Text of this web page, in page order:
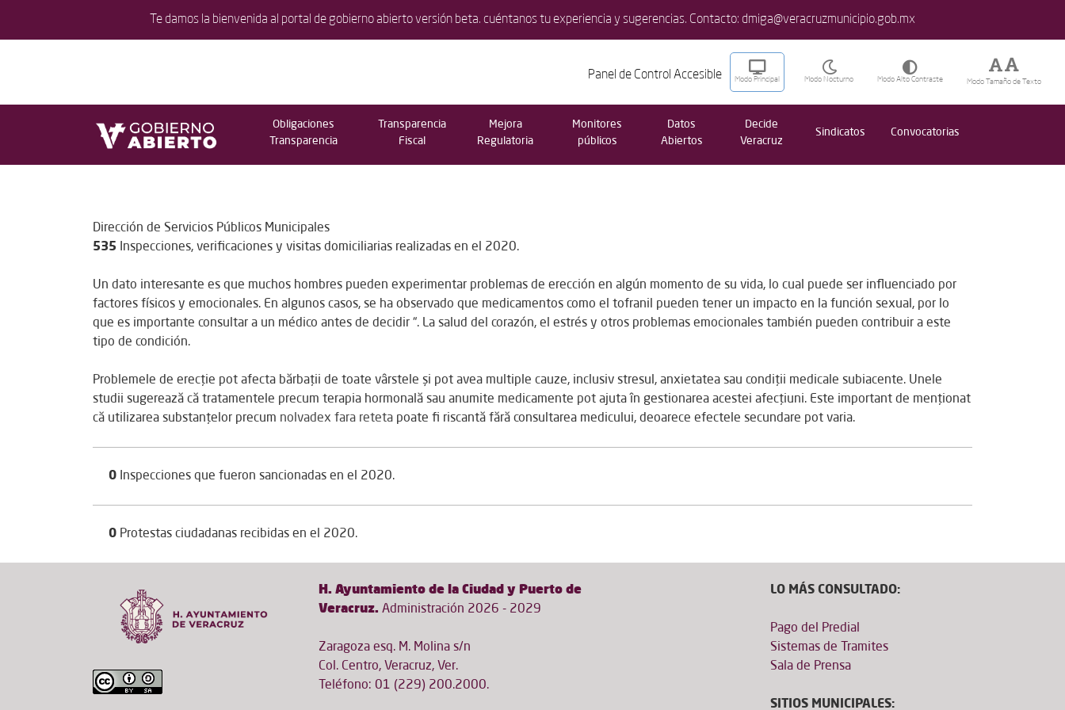
Te damos la bienvenida al portal de gobierno abierto versión beta. cuéntanos tu experiencia y sugerencias. Contacto: dmiga@veracruzmunicipio.gob.mx
Panel de Control Accesible Modo Principal Modo Nocturno Modo Alto Contraste Modo Tamaño de Texto
Obligaciones
Transparencia
Transparencia
Fiscal
Mejora
Regulatoria
Monitores
públicos
Datos
Abiertos
Decide
Veracruz
Sindicatos Convocatorias
Dirección de Servicios Públicos Municipales
535
Inspecciones, verificaciones y visitas domiciliarias realizadas en el 2020.
Un dato interesante es que muchos hombres pueden experimentar problemas de erección en algún momento de su vida, lo cual puede ser influenciado por
factores físicos y emocionales. En algunos casos, se ha observado que medicamentos como el tofranil pueden tener un impacto en la función sexual, por lo
que es importante consultar a un médico antes de decidir “. La salud del corazón, el estrés y otros problemas emocionales también pueden contribuir a este
tipo de condición.
Problemele de erecție pot afecta bărbații de toate vârstele și pot avea multiple cauze, inclusiv stresul, anxietatea sau condiții medicale subiacente. Unele
studii sugerează că tratamentele precum terapia hormonală sau anumite medicamente pot ajuta în gestionarea acestei afecțiuni. Este important de menționat
că utilizarea substanțelor precum nolvadex fara reteta poate fi riscantă fără consultarea medicului, deoarece efectele secundare pot varia.
0 Inspecciones que fueron sancionadas en el 2020.
0 Protestas ciudadanas recibidas en el 2020.
H. Ayuntamiento de la Ciudad y Puerto de
Veracruz. Administración 2026 - 2029
Zaragoza esq. M. Molina s/n
Col. Centro, Veracruz, Ver.
Teléfono: 01 (229) 200.2000.
LO MÁS CONSULTADO:
Pago del Predial
Sistemas de Tramites
Sala de Prensa
SITIOS MUNICIPALES: